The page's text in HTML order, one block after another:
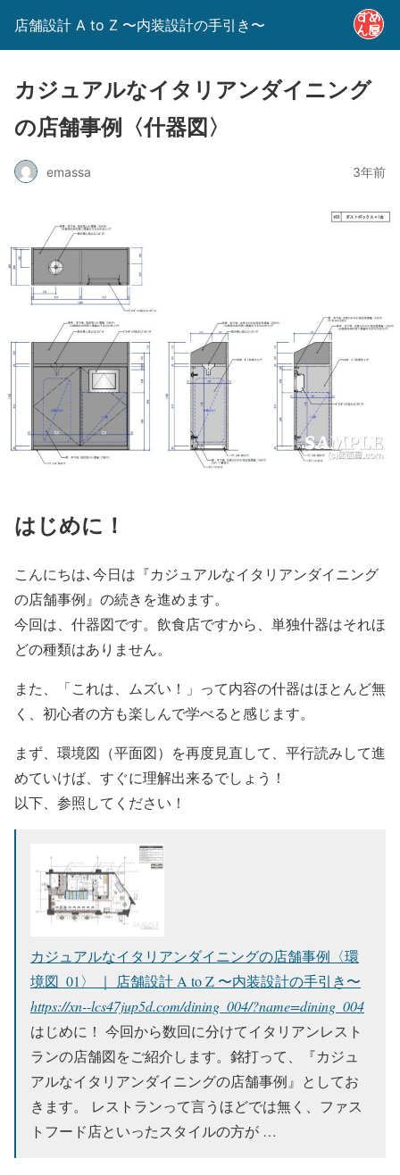
店舗設計 A to Z 〜内装設計の手引き〜
カジュアルなイタリアンダイニング
の店舗事例〈什器図〉
emassa 3年前
はじめに！
こんにちは､今日は『カジュアルなイタリアンダイニング
の店舗事例』の続きを進めます。
今回は、什器図です。飲食店ですから、単独什器はそれほ
どの種類はありません。
また、「これは、ムズい！」って内容の什器はほとんど無
く、初心者の方も楽しんで学べると感じます。
まず、環境図（平面図）を再度見直して、平行読みして進
めていけば、すぐに理解出来るでしょう！
以下、参照してください！
カジュアルなイタリアンダイニングの店舗事例〈環
境図_01〉 ｜ 店舗設計 A to Z 〜内装設計の手引き〜
https://xn--lcs47jup5d.com/dining_004/?name=dining_004
はじめに！ 今回から数回に分けてイタリアンレスト
ランの店舗図をご紹介します。銘打って、『カジュ
アルなイタリアンダイニングの店舗事例』としてお
きます。 レストランって言うほどでは無く、ファス
トフード店といったスタイルの方が …